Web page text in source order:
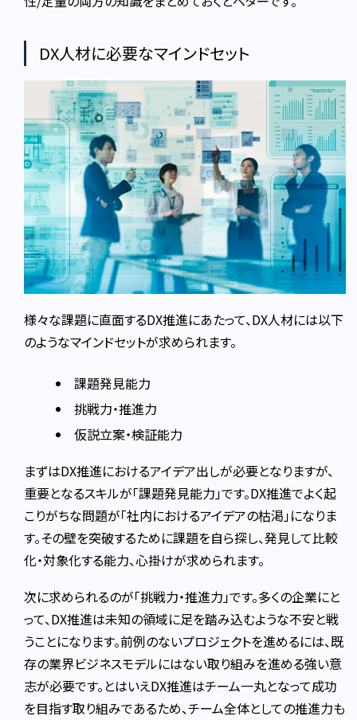
DX人材に必要なマインドセット
様々な課題に直面するDX推進にあたって、DX人材には以下
のようなマインドセットが求められます。
課題発見能力
挑戦力・推進力
仮説立案・検証能力
まずはDX推進におけるアイデア出しが必要となりますが、
重要となるスキルが「課題発見能力」です。DX推進でよく起
こりがちな問題が「社内におけるアイデアの枯渇」になりま
す。その壁を突破するために課題を自ら探し、発見して比較
化・対象化する能力、心掛けが求められます。
次に求められるのが「挑戦力・推進力」です。多くの企業にと
って、DX推進は未知の領域に足を踏み込むような不安と戦
うことになります。前例のないプロジェクトを進めるには、既
存の業界ビジネスモデルにはない取り組みを進める強い意
志が必要です。とはいえDX推進はチーム一丸となって成功
を目指す取り組みであるため、チーム全体としての推進力も